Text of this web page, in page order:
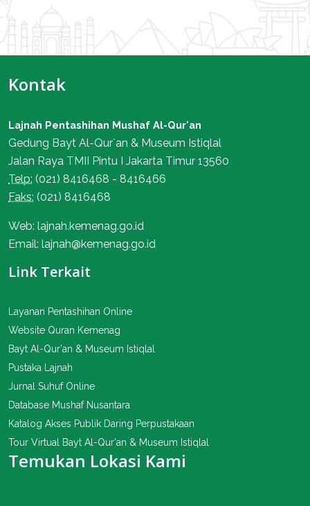
Kontak
Lajnah Pentashihan Mushaf Al-Qur'an
Gedung Bayt Al-Qur`an & Museum Istiqlal
Jalan Raya TMII Pintu I Jakarta Timur 13560
Telp: (021) 8416468 - 8416466
Faks: (021) 8416468
Web: lajnah.kemenag.go.id
Email: lajnah@kemenag.go.id
Link Terkait
Layanan Pentashihan Online
Website Quran Kemenag
Bayt Al-Qur'an & Museum Istiqlal
Pustaka Lajnah
Jurnal Suhuf Online
Database Mushaf Nusantara
Katalog Akses Publik Daring Perpustakaan
Tour Virtual Bayt Al-Qur'an & Museum Istiqlal
Temukan Lokasi Kami